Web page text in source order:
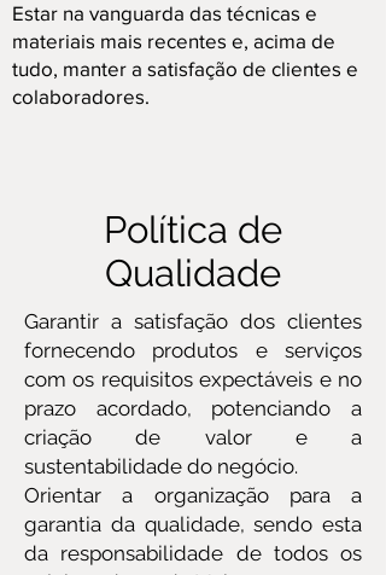
Estar na vanguarda das técnicas e
materiais mais recentes e, acima de
tudo, manter a satisfação de clientes e
colaboradores.
Política de
Qualidade
Garantir a satisfação dos clientes
fornecendo produtos e serviços
com os requisitos expectáveis e no
prazo acordado, potenciando a
criação de valor e a
sustentabilidade do negócio.
Orientar a organização para a
garantia da qualidade, sendo esta
da responsabilidade de todos os